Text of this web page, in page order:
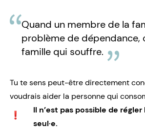
Quand un membre de la
problème de dépendance,
famille qui souffre.
Tu te sens peut-être directement
voudrais aider la personne qui
Il n’est pas possible de
seul·e.